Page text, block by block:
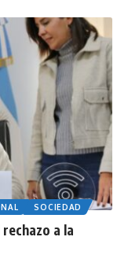
SOCIEDAD
a la